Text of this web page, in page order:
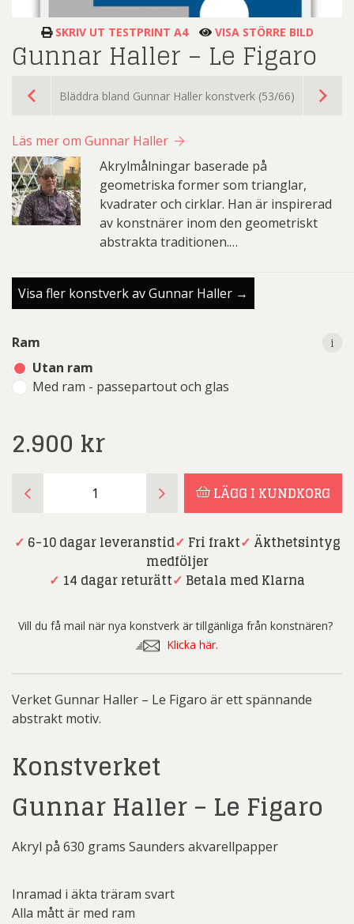
SKRIV UT TESTPRINT A4 VISA STÖRRE BILD
Gunnar Haller – Le Figaro
Bläddra bland Gunnar Haller konstverk (53/66)
Läs mer om Gunnar Haller
Akrylmålningar baserade på
geometriska former som trianglar,
kvadrater och cirklar. Han är inspirerad
av konstnärer inom den geometriskt
abstrakta traditionen.…
Visa fler konstverk av Gunnar Haller →
Ram
Utan ram
Med ram - passepartout och glas
i
2.900 kr
i
Haller
Le
mängd
LÄGG I KUNDKORG
✓ 6-10 dagar leveranstid✓ Fri frakt✓ Äkthetsintyg
medföljer
✓ 14 dagar returätt✓ Betala med Klarna
Vill du få mail när nya konstverk är tillgänliga från konstnären?
Klicka här.
Verket Gunnar Haller – Le Figaro är ett spännande
abstrakt motiv.
Konstverket
Gunnar Haller – Le Figaro
Akryl på 630 grams Saunders akvarellpapper
Inramad i äkta träram svart
Alla mått är med ram